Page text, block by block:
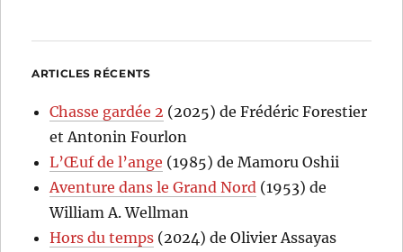
ARTICLES RÉCENTS
Chasse gardée 2 (2025) de Frédéric Forestier
et Antonin Fourlon
L’Œuf de l’ange (1985) de Mamoru Oshii
Aventure dans le Grand Nord (1953) de
William A. Wellman
Hors du temps (2024) de Olivier Assayas